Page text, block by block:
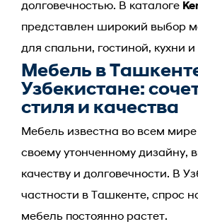
долговечностью. В каталоге
представлен широкий выбор
для спальни, гостиной, кухни
Мебель в
Узбекистане:
стиля и качества
Мебель известна во всем
своему утонченному дизайну,
качеству и долговечности. В
частности в Ташкенте, спрос
мебель постоянно растет.